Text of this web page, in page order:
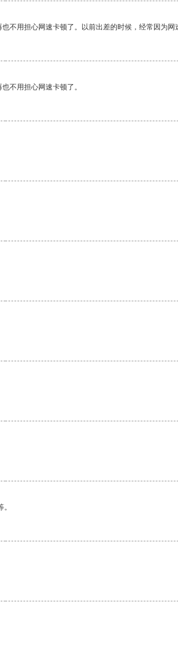
用担心网速卡顿了。以前出差的时候，经常因为
不用担心网速卡顿了。